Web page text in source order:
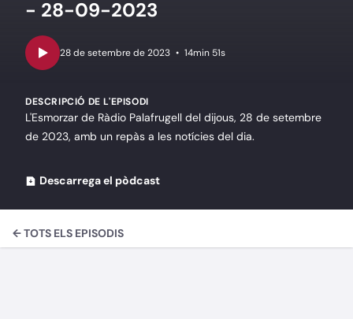
- 28-09-2023
• 14min 51s
DESCRIPCIÓ DE L'EPISODI
L'Esmorzar de Ràdio Palafrugell del dijous, 28 de setembre
de 2023, amb un repàs a les notícies del dia.
Descarrega el pòdcast
← TOTS ELS EPISODIS